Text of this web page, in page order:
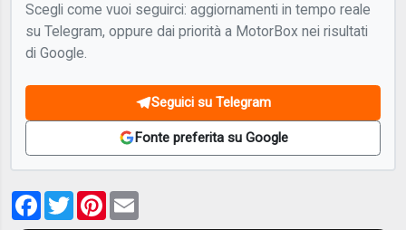
Scegli come vuoi seguirci: aggiornamenti in tempo reale
su Telegram, oppure dai priorità a MotorBox nei risultati
di Google.
Seguici su Telegram
Fonte preferita su Google
Facebook
TwitterPinterest